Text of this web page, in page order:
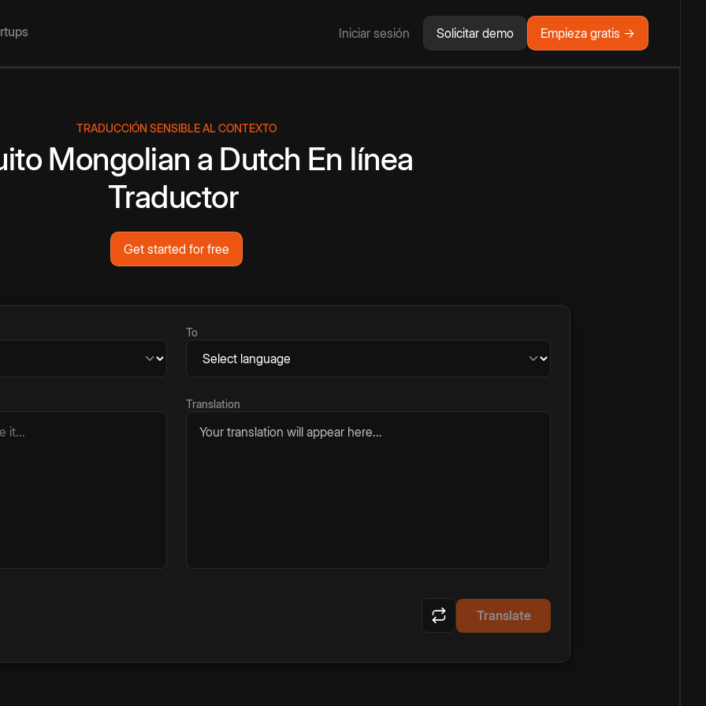
Iniciar sesión Solicitar demo Empieza gratis →
TRADUCCIÓN SENSIBLE AL CONTEXTO
Mongolian a Dutch En línea
Traductor
Get started for free
To
Translation
Your translation will appear here...
Translate